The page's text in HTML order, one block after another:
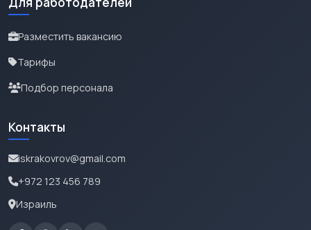
Разместить вакансию
Тарифы
Подбор персонала
Контакты
iskrakovrov@gmail.com
+972 123 456 789
Израиль